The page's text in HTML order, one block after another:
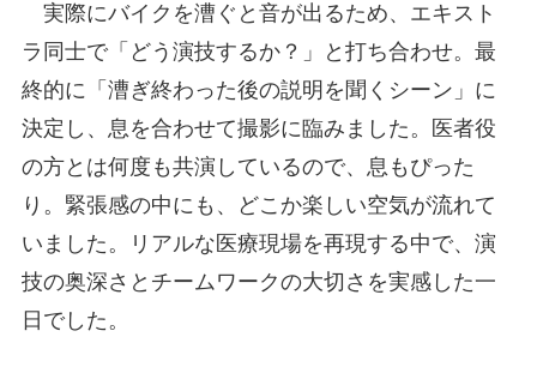
実際にバイクを漕ぐと音が出るため、エキスト
ラ同士で「どう演技するか？」と打ち合わせ。最
終的に「漕ぎ終わった後の説明を聞くシーン」に
決定し、息を合わせて撮影に臨みました。医者役
の方とは何度も共演しているので、息もぴった
り。緊張感の中にも、どこか楽しい空気が流れて
いました。リアルな医療現場を再現する中で、演
技の奥深さとチームワークの大切さを実感した一
日でした。